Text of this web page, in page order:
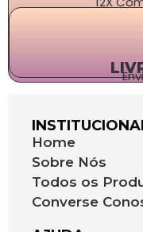
Home
Sobre Nós
Todos os
Converse